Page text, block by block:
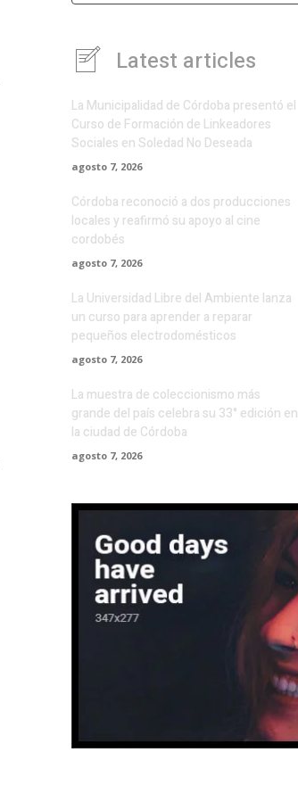
Latest articles
La Municipalidad de Córdoba presentó el
Curso de Formación de Linkeadores
Sociales en Soledad No Deseada
agosto 7, 2026
Córdoba reconoció a dos producciones
locales y reafirmó su apoyo al cine
cordobés
agosto 7, 2026
La Universidad Libre del Ambiente lanza
un curso para aprender a reparar
pequeños electrodomésticos
agosto 7, 2026
La muestra de coleccionismo más
grande del país celebra su 33° edición en
la ciudad de Córdoba
agosto 7, 2026